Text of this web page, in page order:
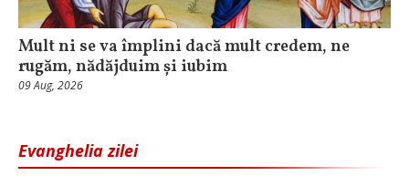
Mult ni se va împlini dacă mult credem, ne
rugăm, nădăjduim și iubim
09 Aug, 2026
Evanghelia zilei